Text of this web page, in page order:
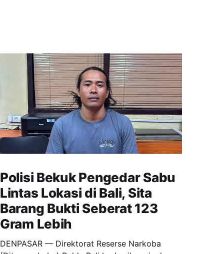
Polisi Bekuk Pengedar Sabu
Lintas Lokasi di Bali, Sita
Barang Bukti Seberat 123
Gram Lebih
DENPASAR — Direktorat Reserse Narkoba